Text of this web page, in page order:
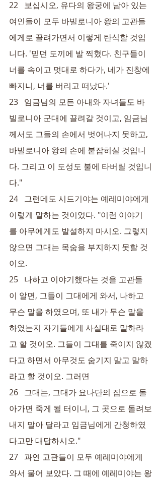
22   보십시오, 유다의 왕궁에 남아 있는
여인들이 모두 바빌로니아 왕의 고관들
에게로 끌려가면서 이렇게 탄식할 것입
니다. '믿던 도끼에 발 찍혔다. 친구들이
너를 속이고 멋대로 하다가, 네가 진창에
빠지니, 너를 버리고 떠났다.'
23   임금님의 모든 아내와 자녀들도 바
빌로니아 군대에 끌려갈 것이고, 임금님
께서도 그들의 손에서 벗어나지 못하고,
바빌로니아 왕의 손에 붙잡히실 것입니
다. 그리고 이 도성도 불에 타버릴 것입니
다."
24   그런데도 시드기야는 예레미야에게
이렇게 말하는 것이었다. "이런 이야기
를 아무에게도 발설하지 마시오. 그렇지
않으면 그대는 목숨을 부지하지 못할 것
이오.
25   나하고 이야기했다는 것을 고관들
이 알면, 그들이 그대에게 와서, 나하고
무슨 말을 하였으며, 또 내가 무슨 말을
하였는지 자기들에게 사실대로 말하라
고 할 것이오. 그들이 그대를 죽이지 않겠
다고 하면서 아무것도 숨기지 말고 말하
라고 할 것이오. 그러면
26   그대는, 그대가 요나단의 집으로 돌
아가면 죽게 될 터이니, 그 곳으로 돌려보
내지 말아 달라고 임금님에게 간청하였
다고만 대답하시오."
27   과연 고관들이 모두 예레미야에게
와서 물어 보았다. 그 때에 예레미야는 왕